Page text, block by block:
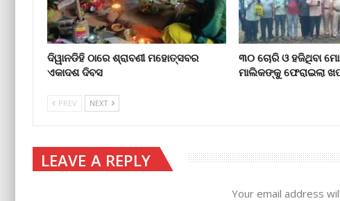
ଦିୱାନଡିହି ଠାରେ ଶ୍ରାବଣୀ ମହୋତ୍ସବର
ଏକାଦଶ ଦିବସ
୩୦ ଚୋରି ଓ ହଜିଥିବା
ମାଲିକଙ୍କୁ ଫେରାଇଲା
PREV NEXT
LEAVE A REPLY
Your email address